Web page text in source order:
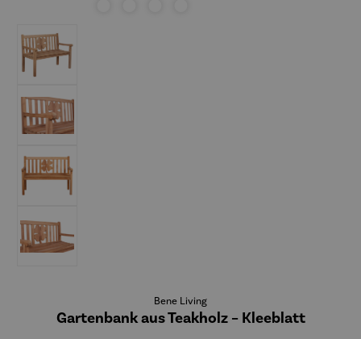
Bene Living
Gartenbank aus Teakholz – Kleeblatt